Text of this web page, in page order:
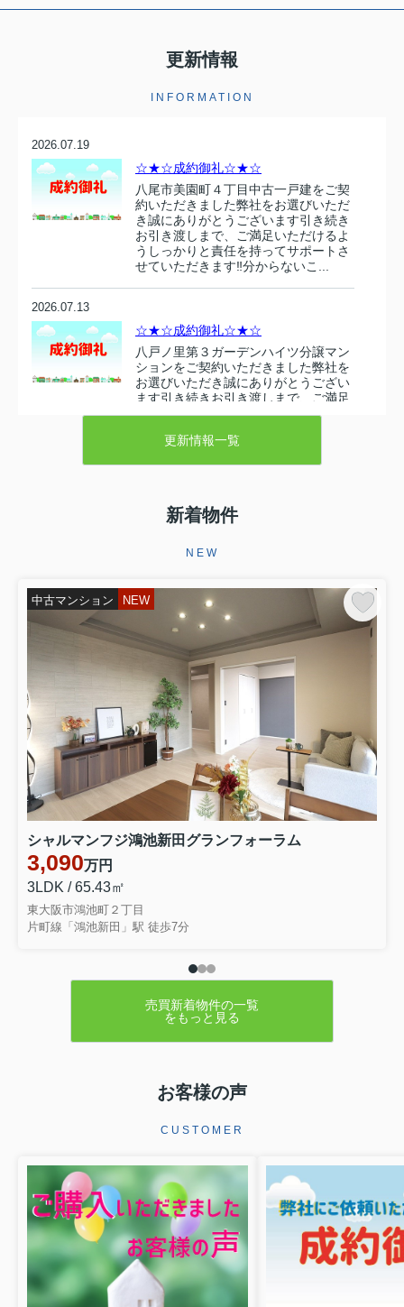
更新情報
INFORMATION
2026.07.19
☆★☆成約御礼☆★☆
八尾市美園町４丁目中古一戸建をご契
約いただきました弊社をお選びいただ
き誠にありがとうございます引き続き
お引き渡しまで、ご満足いただけるよ
うしっかりと責任を持ってサポートさ
せていただきます‼分からないこ...
2026.07.13
☆★☆成約御礼☆★☆
八戸ノ里第３ガーデンハイツ分譲マン
ションをご契約いただきました弊社を
お選びいただき誠にありがとうござい
ます引き続きお引き渡しまで、ご満足
いただけるようしっかりと責任を持っ
2026.07.10
東大阪市衣摺５丁目 売り土地をご契
ございます。お引き渡しまで、ご満足
任を持ってサポートさせていただ...
2026.06.29
☆★☆成約御礼☆★☆
東大阪市永和３丁目 中古テラスハウ
スをご契約いただきましたこの度はミ
ーツ不動産をいただき誠にありがとう
ございます。無事ご成約に至ることが
でき大変嬉しく思っております。リフ
ォームでお時間を頂き恐縮ではご...
2026.06.28
☆★☆成約御礼☆★☆
東大阪市大蓮南４丁目 中古一戸建を
足いただけるよう引きつづきしっ...
更新情報一覧
新着物件
NEW
中古マンション NEW
シャルマンフジ鴻池新田グランフォーラム
3,090万円
3LDK / 65.43㎡
東大阪市鴻池町２丁目
片町線「鴻池新田」駅 徒歩7分
売買新着物件の一覧
をもっと見る
お客様の声
CUSTOMER